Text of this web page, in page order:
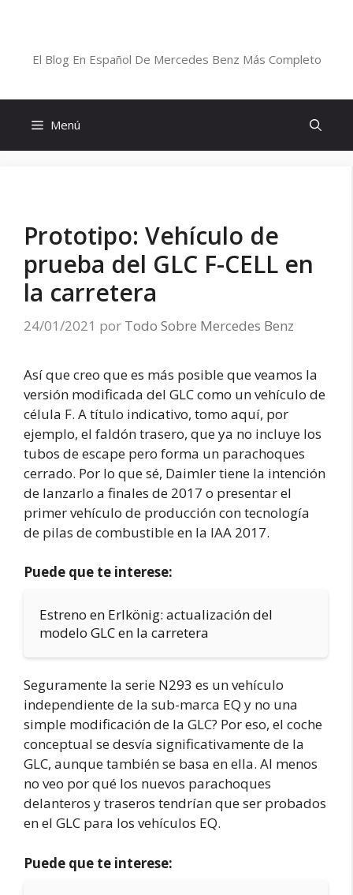
El Blog En Español De Mercedes Benz Más Completo
Menú
Prototipo: Vehículo de
prueba del GLC F-CELL en
la carretera
24/01/2021 por Todo Sobre Mercedes Benz
Así que creo que es más posible que veamos la
versión modificada del GLC como un vehículo de
célula F. A título indicativo, tomo aquí, por
ejemplo, el faldón trasero, que ya no incluye los
tubos de escape pero forma un parachoques
cerrado. Por lo que sé, Daimler tiene la intención
de lanzarlo a finales de 2017 o presentar el
primer vehículo de producción con tecnología
de pilas de combustible en la IAA 2017.
Puede que te interese:
Estreno en Erlkönig: actualización del
modelo GLC en la carretera
Seguramente la serie N293 es un vehículo
independiente de la sub-marca EQ y no una
simple modificación de la GLC? Por eso, el coche
conceptual se desvía significativamente de la
GLC, aunque también se basa en ella. Al menos
no veo por qué los nuevos parachoques
delanteros y traseros tendrían que ser probados
en el GLC para los vehículos EQ.
Puede que te interese: